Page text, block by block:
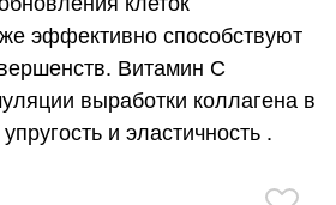
эффективно способствуют
Витамин С
выработки коллагена в
и эластичность .